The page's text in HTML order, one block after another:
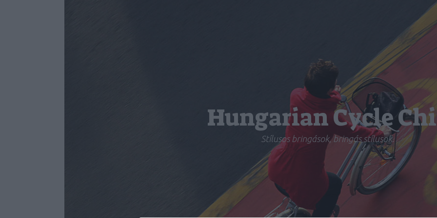
Hungarian Cycle
Stílusos bringások, bringás stílusok.